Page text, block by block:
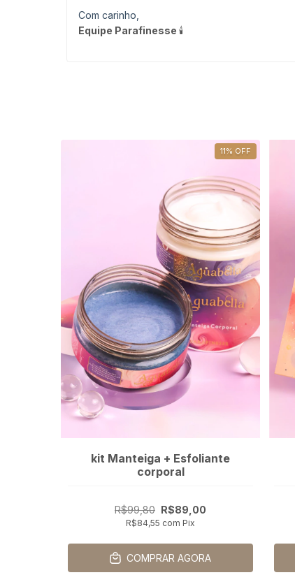
Com carinho,
Equipe Parafinesse 🕯️
11% OFF
kit Manteiga + Esfoliante
corporal
R$99,80 R$89,00
R$84,55 com Pix
COMPRAR AGORA